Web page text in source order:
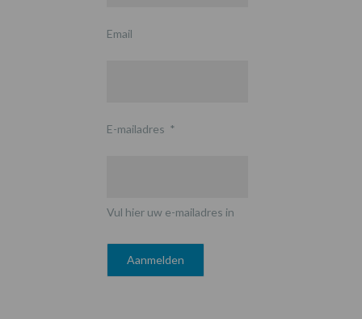
Email
E-mailadres *
Vul hier uw e-mailadres in